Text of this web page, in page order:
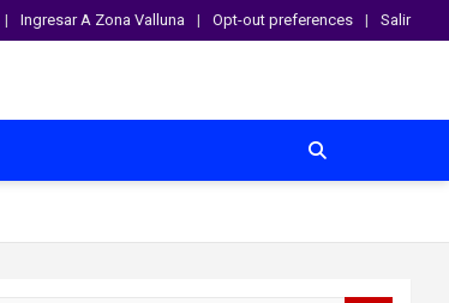
Ingresar A Zona Valluna Opt-out preferences Salir